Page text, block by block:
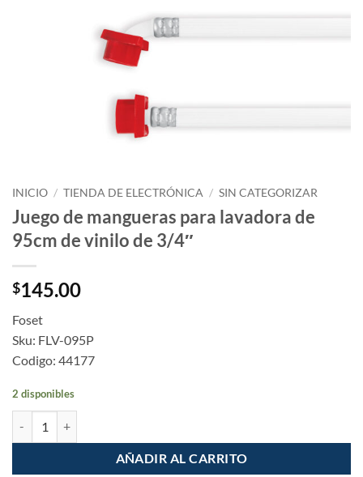
INICIO / TIENDA DE ELECTRÓNICA / SIN CATEGORIZAR
Juego de mangueras para lavadora de
95cm de vinilo de 3/4″
$145.00
Foset
Sku: FLV-095P
Codigo: 44177
2 disponibles
AÑADIR AL CARRITO